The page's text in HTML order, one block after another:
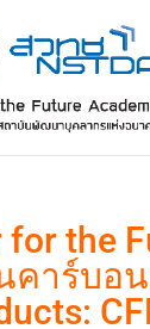
for the
คาร์บอ